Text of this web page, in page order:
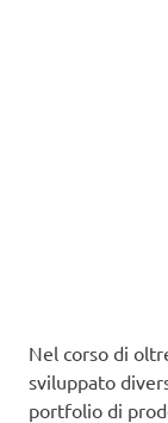
Nel corso di
sviluppato
portfolio di